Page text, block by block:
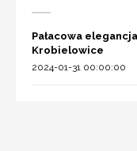
Pałacowa
Krobielowice
2024-01-31 00:00:00